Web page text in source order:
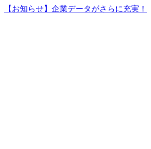
【お知らせ】企業データがさらに充実！